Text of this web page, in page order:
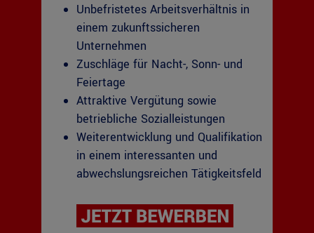
Unbefristetes Arbeitsverhältnis in
einem zukunftssicheren
Unternehmen
Zuschläge für Nacht-, Sonn- und
Feiertage
Attraktive Vergütung sowie
betriebliche Sozialleistungen
Weiterentwicklung und Qualifikation
in einem interessanten und
abwechslungsreichen Tätigkeitsfeld